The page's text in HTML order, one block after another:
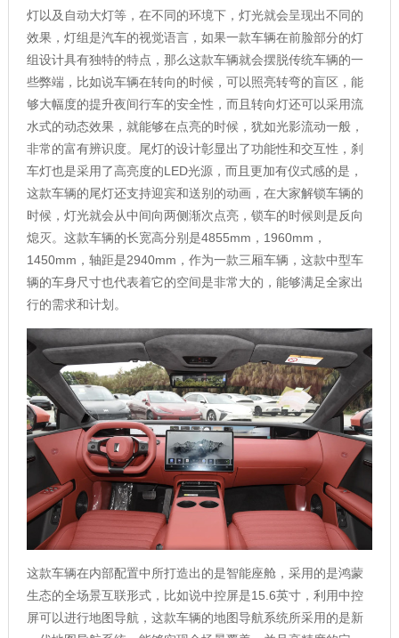
灯以及自动大灯等，在不同的环境下，灯光就会呈现出不同的
效果，灯组是汽车的视觉语言，如果一款车辆在前脸部分的灯
组设计具有独特的特点，那么这款车辆就会摆脱传统车辆的一
些弊端，比如说车辆在转向的时候，可以照亮转弯的盲区，能
够大幅度的提升夜间行车的安全性，而且转向灯还可以采用流
水式的动态效果，就能够在点亮的时候，犹如光影流动一般，
非常的富有辨识度。尾灯的设计彰显出了功能性和交互性，刹
车灯也是采用了高亮度的LED光源，而且更加有仪式感的是，
这款车辆的尾灯还支持迎宾和送别的动画，在大家解锁车辆的
时候，灯光就会从中间向两侧渐次点亮，锁车的时候则是反向
熄灭。这款车辆的长宽高分别是4855mm，1960mm，
1450mm，轴距是2940mm，作为一款三厢车辆，这款中型车
辆的车身尺寸也代表着它的空间是非常大的，能够满足全家出
行的需求和计划。
这款车辆在内部配置中所打造出的是智能座舱，采用的是鸿蒙
生态的全场景互联形式，比如说中控屏是15.6英寸，利用中控
屏可以进行地图导航，这款车辆的地图导航系统所采用的是新